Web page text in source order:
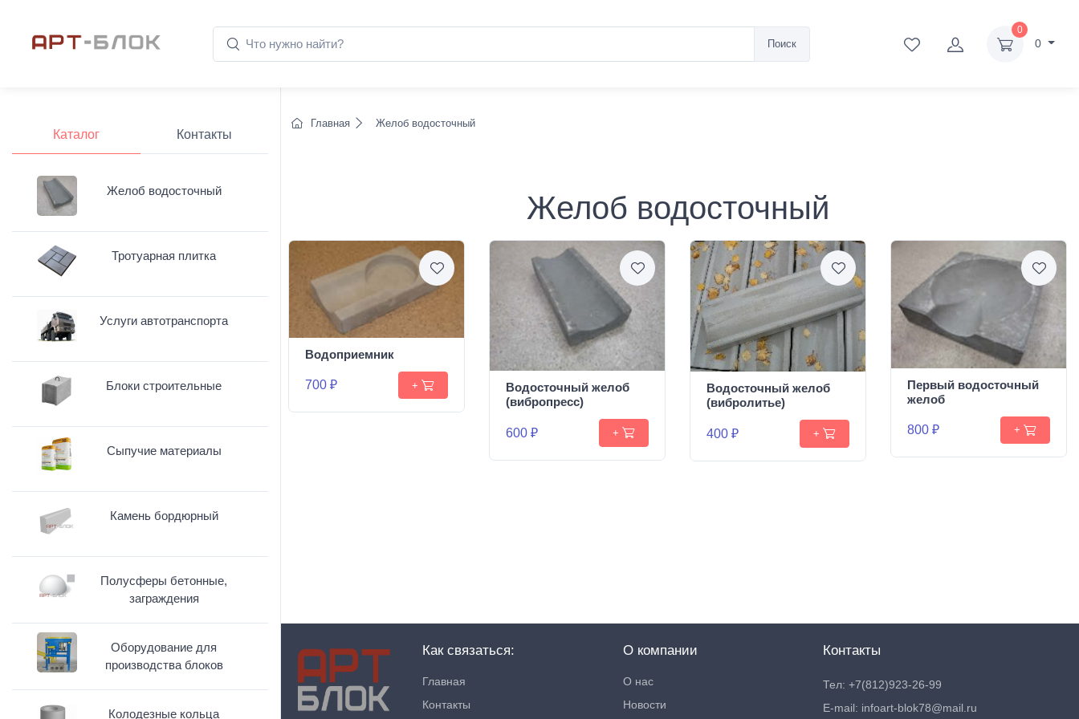
Поиск
0
0
Главная Желоб водосточный
Желоб водосточный
Водоприемник
700 ₽ +
Водосточный желоб
(вибропресс)
600 ₽ +
Водосточный желоб
(вибролитье)
400 ₽ +
Первый водосточный
желоб
800 ₽ +
Каталог Контакты
Желоб водосточный
Тротуарная плитка
Услуги автотранспорта
Блоки строительные
Сыпучие материалы
Камень бордюрный
Полусферы бетонные,
заграждения
Оборудование для
производства блоков
Колодезные кольца
Как связаться:
Главная
Контакты
О компании
О нас
Новости
Контакты
Тел: +7(812)923-26-99
E-mail: infoart-blok78@mail.ru